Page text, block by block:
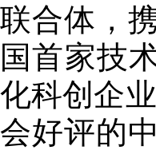
联合体，
国首家技
化科创企
会好评的